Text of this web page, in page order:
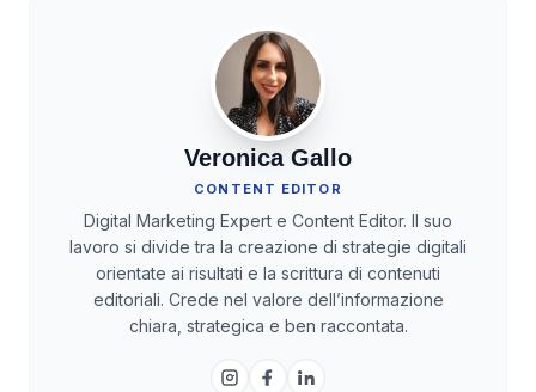
Veronica Gallo
CONTENT EDITOR
Digital Marketing Expert e Content Editor. Il suo
lavoro si divide tra la creazione di strategie digitali
orientate ai risultati e la scrittura di contenuti
editoriali. Crede nel valore dell’informazione
chiara, strategica e ben raccontata.